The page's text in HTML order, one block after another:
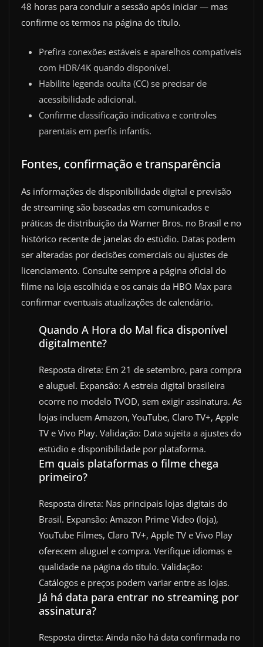
48 horas para concluir a sessão após iniciar — mas
confirme os termos na página do título.
Prefira conexões estáveis e aparelhos compatíveis
com HDR/4K quando disponível.
Habilite legenda oculta (CC) se precisar de
acessibilidade adicional.
Confirme classificação indicativa e controles
parentais em perfis infantis.
Fontes, confirmação e transparência
As informações de disponibilidade digital e previsão
de streaming são baseadas em comunicados e
práticas de distribuição da Warner Bros. no Brasil e no
histórico recente de janelas do estúdio. Datas podem
ser alteradas por decisões comerciais ou ajustes de
licenciamento. Consulte sempre a página oficial do
filme na loja escolhida e os canais da HBO Max para
confirmar eventuais atualizações de calendário.
Quando A Hora do Mal fica disponível
digitalmente?
Resposta direta: Em 21 de setembro, para compra
e aluguel. Expansão: A estreia digital brasileira
ocorre no modelo TVOD, sem exigir assinatura. As
lojas incluem Amazon, YouTube, Claro TV+, Apple
TV e Vivo Play. Validação: Data sujeita a ajustes do
estúdio e disponibilidade por plataforma.
Em quais plataformas o filme chega
primeiro?
Resposta direta: Nas principais lojas digitais do
Brasil. Expansão: Amazon Prime Video (loja),
YouTube Filmes, Claro TV+, Apple TV e Vivo Play
oferecem aluguel e compra. Verifique idiomas e
qualidade na página do título. Validação:
Catálogos e preços podem variar entre as lojas.
Já há data para entrar no streaming por
assinatura?
Resposta direta: Ainda não há data confirmada no